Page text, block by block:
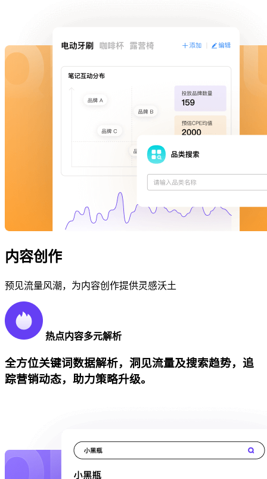
内容创作
预见流量风潮，为内容创作提供灵感沃土
热点内容多元解析
全方位关键词数据解析，洞见流量及搜索趋势，追
踪营销动态，助力策略升级。